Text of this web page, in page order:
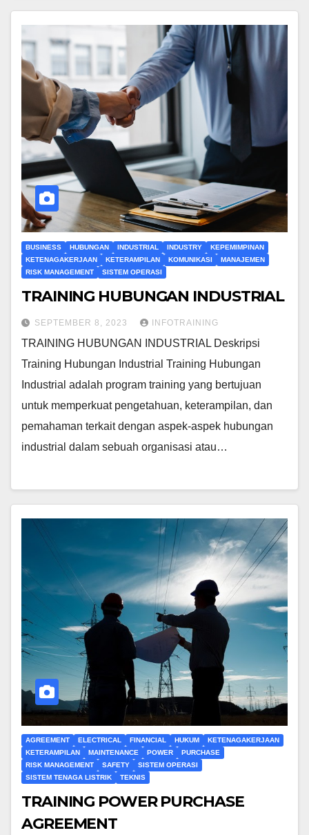
BUSINESS HUBUNGAN INDUSTRIAL INDUSTRY
KEPEMIMPINAN
KETENAGAKERJAAN
KETERAMPILAN KOMUNIKASI
MANAJEMEN
RISK MANAGEMENT
SISTEM OPERASI
TRAINING HUBUNGAN INDUSTRIAL
SEPTEMBER 8, 2023 INFOTRAINING
TRAINING HUBUNGAN INDUSTRIAL Deskripsi
Training Hubungan Industrial Training Hubungan
Industrial adalah program training yang bertujuan
untuk memperkuat pengetahuan, keterampilan, dan
pemahaman terkait dengan aspek-aspek hubungan
industrial dalam sebuah organisasi atau…
AGREEMENT ELECTRICAL FINANCIAL HUKUM
KETENAGAKERJAAN
KETERAMPILAN
MAINTENANCE POWER
PURCHASE
RISK MANAGEMENT
SAFETY
SISTEM OPERASI
SISTEM TENAGA LISTRIK
TEKNIS
TRAINING POWER PURCHASE
AGREEMENT